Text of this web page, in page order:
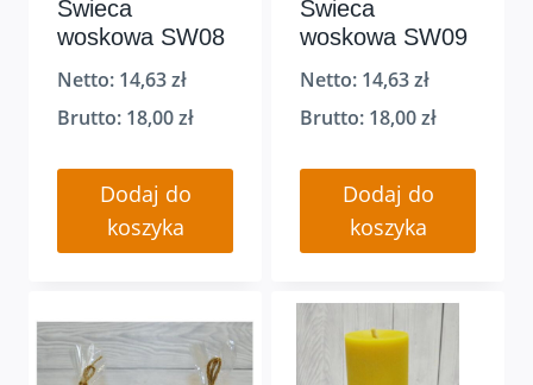
Świeca
woskowa SW08
Netto: 14,63zł
Brutto: 18,00zł
Dodaj do
koszyka
Świeca
woskowa SW09
Netto: 14,63zł
Brutto: 18,00zł
Dodaj do
koszyka